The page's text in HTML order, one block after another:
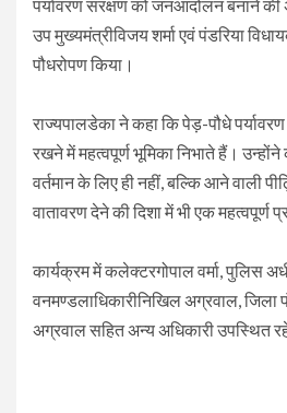
पर्यावरण संरक्षण को जनआंदोलन बनाने
उप मुख्यमंत्रीविजय शर्मा एवं पंडरिया
पौधरोपण किया।
राज्यपालडेका ने कहा कि पेड़-पौधे
रखने में महत्वपूर्ण भूमिका निभाते हैं।
वर्तमान के लिए ही नहीं, बल्कि आने वाली
वातावरण देने की दिशा में भी एक महत्वपूर्ण
कार्यक्रम में कलेक्टरगोपाल वर्मा, पुलिस
वनमण्डलाधिकारीनिखिल अग्रवाल,
अग्रवाल सहित अन्य अधिकारी उपस्थित